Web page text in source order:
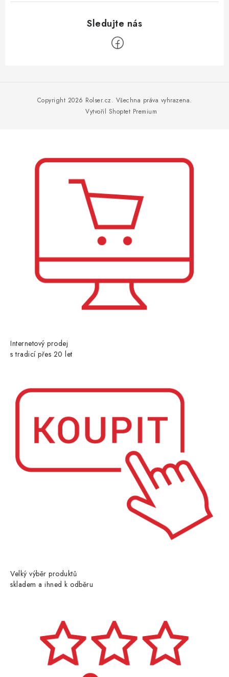
Vytvořil Shoptet Premium
Copyright 2026 Rolser.cz. Všechna práva vyhrazena.
Internetový prodej
s tradicí přes 20 let
Velký výběr produktů
skladem a ihned k odběru